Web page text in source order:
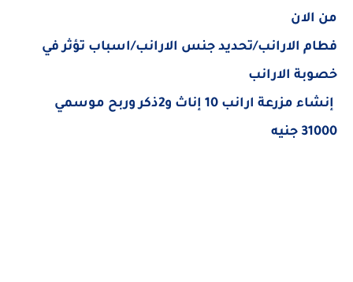
من الان
فطام الارانب/تحديد جنس الارانب/اسباب تؤثر في
خصوبة الارانب
إنشاء مزرعة ارانب 10 إناث و2ذكر وربح موسمي
31000 جنيه